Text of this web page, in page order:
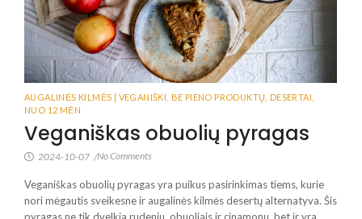
AUGALINĖS KILMĖS | VEGANIŠKI BE PIENO PRODUKTŲ DESERTAI
NUO 12 MĖN
Veganiškas obuolių pyragas
2024-10-07 /No Comments
Veganiškas obuolių pyragas yra puikus pasirinkimas tiems, kurie
nori mėgautis sveikesne ir augalinės kilmės desertų alternatyva. Šis